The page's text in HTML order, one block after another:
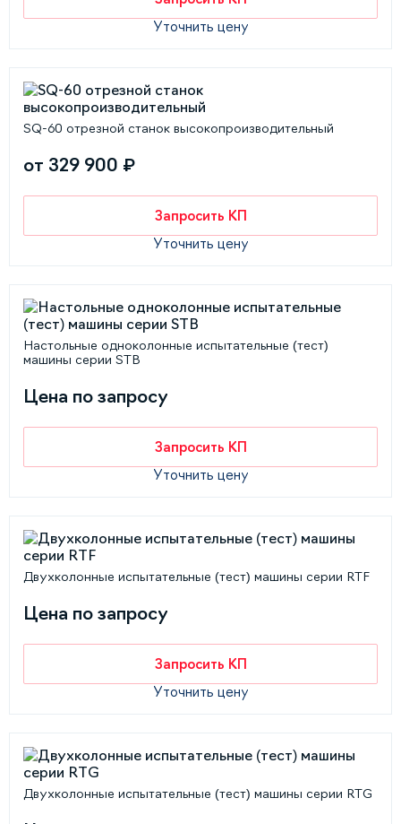
Уточнить цену
SQ-60 отрезной станок высокопроизводительный
от 329 900 ₽
Запросить КП
Уточнить цену
Настольные одноколонные испытательные (тест)
машины серии STB
Цена по запросу
Запросить КП
Уточнить цену
Двухколонные испытательные (тест) машины серии RTF
Цена по запросу
Запросить КП
Уточнить цену
Двухколонные испытательные (тест) машины серии RTG